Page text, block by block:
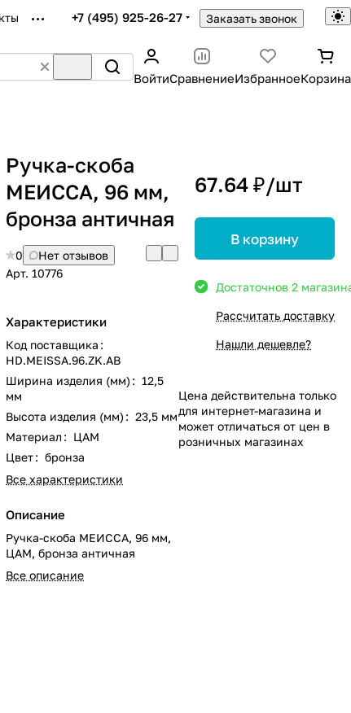
+7 (495) 925-26-27 Заказать звонок
ВойтиСравнениеИзбранноеКорзина
Ручка-скоба
МЕИССА, 96 мм,
бронза античная
0
Нет отзывов
Арт. 10776
Характеристики
Код поставщика :
HD.MEISSA.96.ZK.AB
Ширина изделия (мм) : 12,5
мм
Высота изделия (мм) : 23,5 мм
Материал : ЦАМ
Цвет: бронза
Все характеристики
Описание
Ручка-скоба МЕИССА, 96 мм,
ЦАМ, бронза античная
Все описание
67.64 ₽/шт
В корзину
Достаточнов 2
Рассчитать доставку
Нашли дешевле?
Цена действительна только
для интернет-магазина и
может отличаться от цен в
розничных магазинах